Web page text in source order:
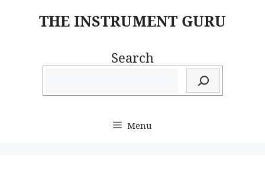
THE INSTRUMENT GURU
Search
Menu